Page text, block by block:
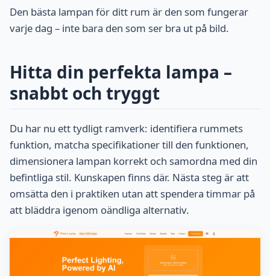
Den bästa lampan för ditt rum är den som fungerar
varje dag – inte bara den som ser bra ut på bild.
Hitta din perfekta lampa –
snabbt och tryggt
Du har nu ett tydligt ramverk: identifiera rummets
funktion, matcha specifikationer till den funktionen,
dimensionera lampan korrekt och samordna med din
befintliga stil. Kunskapen finns där. Nästa steg är att
omsätta den i praktiken utan att spendera timmar på
att bläddra igenom oändliga alternativ.